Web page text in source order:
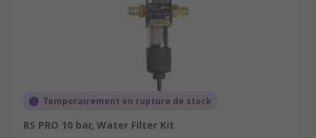
Temporairement en rupture de stock
RS PRO 10 bar, Water Filter Kit